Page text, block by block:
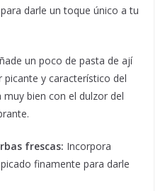
darle un toque único a tu
un poco de pasta de ají
y característico del
bien con el dulzor del
frescas: Incorpora
finamente para darle